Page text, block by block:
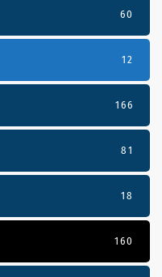
60
12
166
81
18
160